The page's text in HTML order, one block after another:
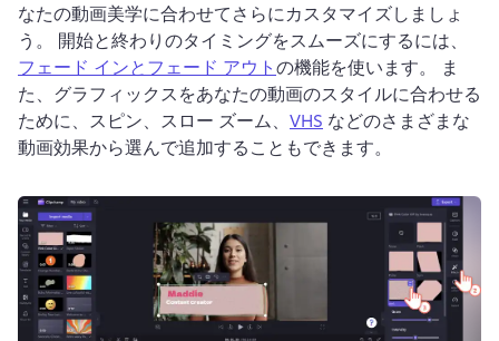
なたの動画美学に合わせてさらにカスタマイズしましょ
う。 開始と終わりのタイミングをスムーズにするには、
フェード インとフェード アウトの機能を使います。
ま
た、グラフィックスをあなたの動画のスタイルに合わせる
ために、スピン、スロー ズーム、 VHS などのさまざまな
動画効果から選んで追加することもできます。